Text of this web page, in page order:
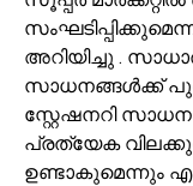
അറിയിച്ചു .
സാധനങ്ങൾക്ക്
സ്റ്റേഷനറി
പ്രത്യേക
ഉണ്ടാകുമെന്നും